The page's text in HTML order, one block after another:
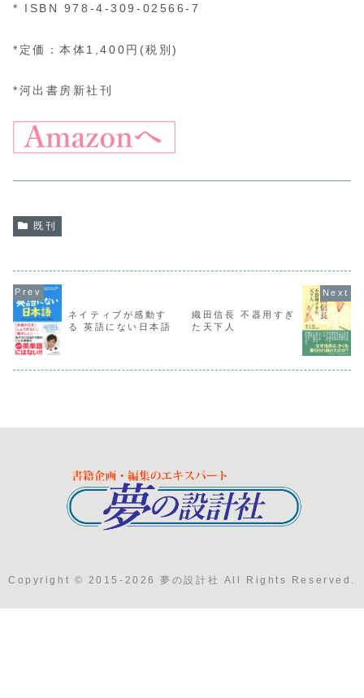
* ISBN 978-4-309-02566-7
*定価：本体1,400円(税別)
*河出書房新社刊
既刊
ネイティブが感動す
る 英語にない日本語
織田信長 不器用すぎ
た天下人
Copyright © 2015-2026 夢の設計社 All Rights Reserved.